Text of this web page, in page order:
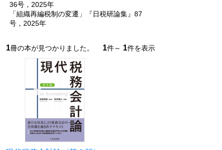
36号，2025年
「組織再編税制の変遷」『日税研論集』87
号，2025年
1冊の本が見つかりました。 1件～ 1件を表示